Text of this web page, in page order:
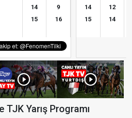
14
15
9
16
14
15
12
14
TJK Yarış Programı